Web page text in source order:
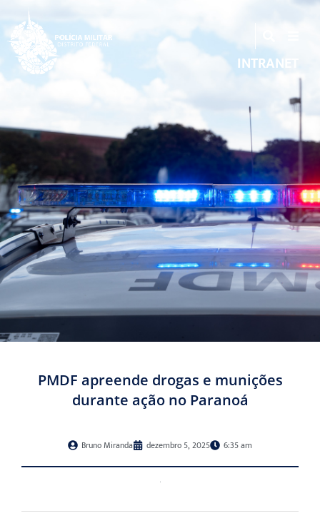
INTRANET
PMDF apreende drogas e munições
durante ação no Paranoá
Bruno Miranda dezembro 5, 2025 6:35 am